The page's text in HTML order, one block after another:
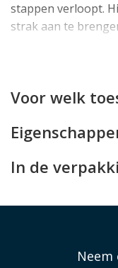
stappen verloopt.
strak aan te
Voor welk
In de